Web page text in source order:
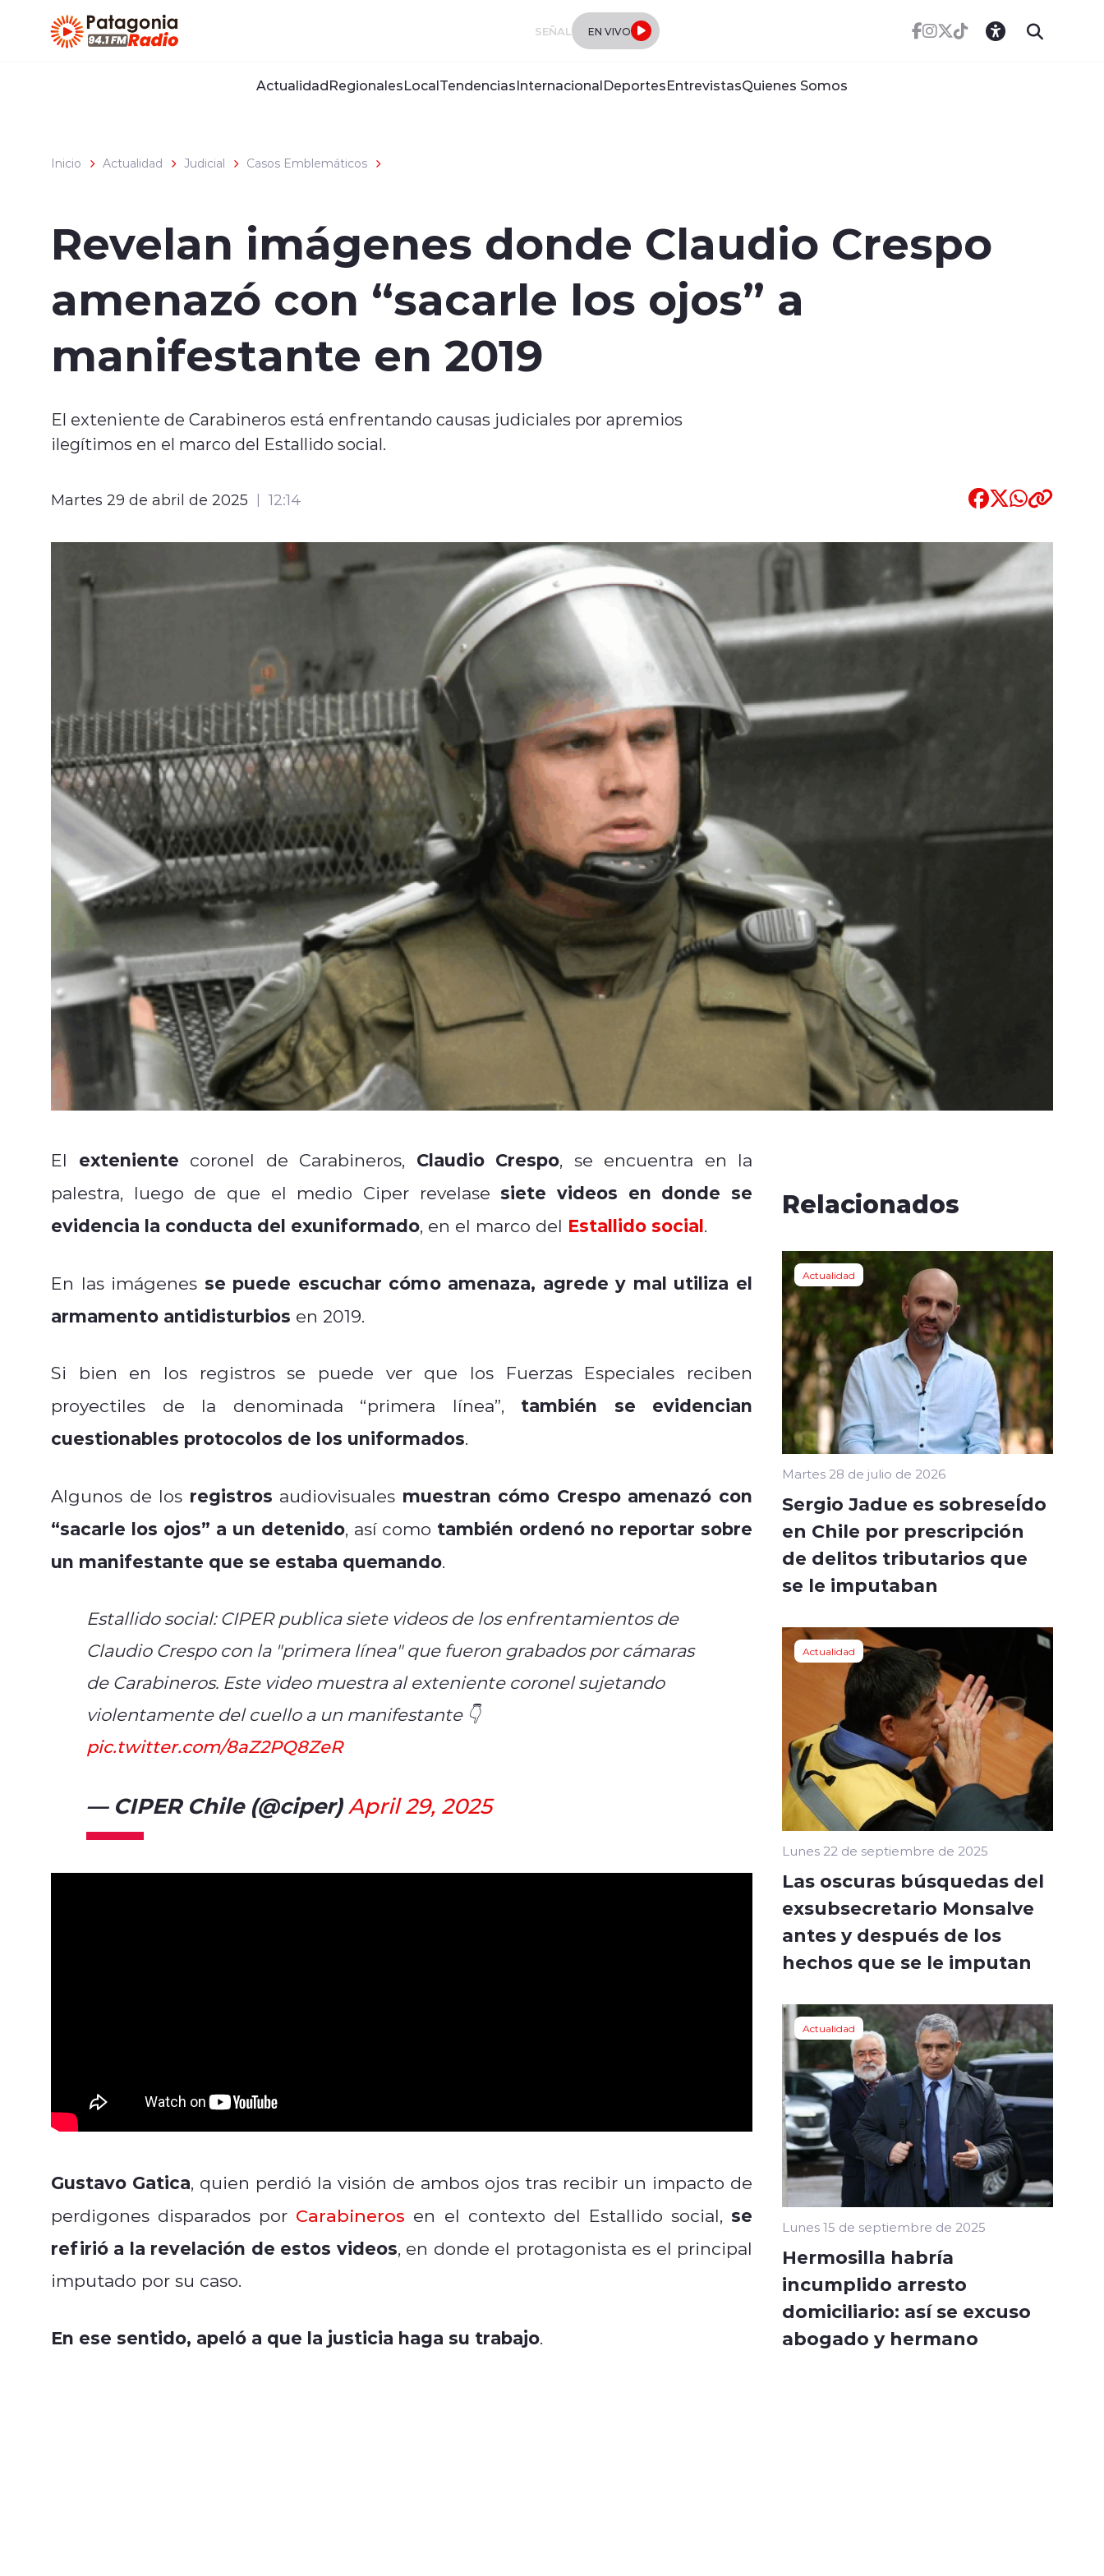
SEÑAL EN VIVO
ActualidadRegionalesLocalTendenciasInternacionalDeportesEntrevistasQuienes Somos
Inicio Actualidad Judicial Casos Emblemáticos
Revelan imágenes donde Claudio Crespo
amenazó con “sacarle los ojos” a
manifestante en 2019
El exteniente de Carabineros está enfrentando causas judiciales por apremios
ilegítimos en el marco del Estallido social.
Martes 29 de abril de 2025 12:14
El exteniente coronel de Carabineros, Claudio Crespo, se encuentra en la
palestra, luego de que el medio Ciper revelase siete videos en donde se
evidencia la conducta del exuniformado, en el marco del Estallido social.
En las imágenes se puede escuchar cómo amenaza, agrede y mal utiliza el
armamento antidisturbios en 2019.
Si bien en los registros se puede ver que los Fuerzas Especiales reciben
proyectiles de la denominada “primera línea”, también se evidencian
cuestionables protocolos de los uniformados.
Algunos de los registros audiovisuales muestran cómo Crespo amenazó con
“sacarle los ojos” a un detenido, así como también ordenó no reportar sobre
un manifestante que se estaba quemando.
Estallido social: CIPER publica siete videos de los enfrentamientos de
Claudio Crespo con la "primera línea" que fueron grabados por cámaras
de Carabineros. Este video muestra al exteniente coronel sujetando
violentamente del cuello a un manifestante 👇
pic.twitter.com/8aZ2PQ8ZeR
— CIPER Chile (@ciper) April 29, 2025
Gustavo Gatica, quien perdió la visión de ambos ojos tras recibir un impacto de
perdigones disparados por Carabineros en el contexto del Estallido social, se
refirió a la revelación de estos videos, en donde el protagonista es el principal
imputado por su caso.
En ese sentido, apeló a que la justicia haga su trabajo.
Relacionados
Actualidad
Martes 28 de julio de 2026
Sergio Jadue es sobreseÍdo
en Chile por prescripción
de delitos tributarios que
se le imputaban
Actualidad
Lunes 22 de septiembre de 2025
Las oscuras búsquedas del
exsubsecretario Monsalve
antes y después de los
hechos que se le imputan
Actualidad
Lunes 15 de septiembre de 2025
Hermosilla habría
incumplido arresto
domiciliario: así se excuso
abogado y hermano